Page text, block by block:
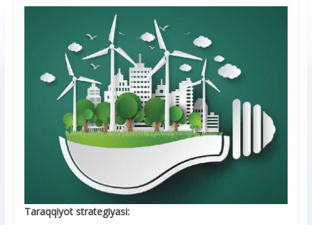
Taraqqiyot strategiyasi: